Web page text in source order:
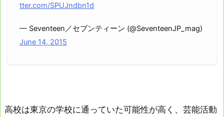
tter.com/SPUJndbn1d
— Seventeen／セブンティーン (@SeventeenJP_mag)
June 14, 2015
高校は東京の学校に通っていた可能性が高く、芸能活動